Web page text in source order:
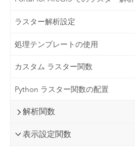
ラスター解析設定
処理テンプレートの使用
カスタム ラスター関数
Python ラスター関数の配置
解析関数
表示設定関数